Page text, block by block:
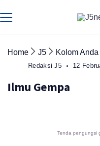
to
Home J5 Kolom Anda
Redaksi J5 12
Ilmu Gempa
Tenda pengungsi